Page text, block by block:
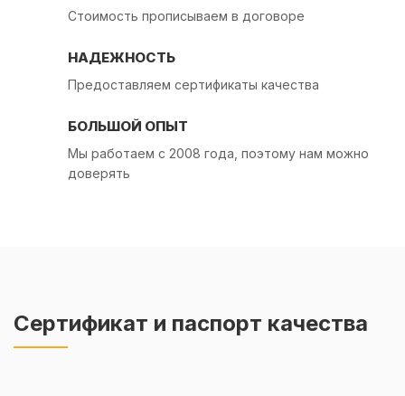
Стоимость прописываем в договоре
НАДЕЖНОСТЬ
Предоставляем сертификаты качества
БОЛЬШОЙ ОПЫТ
Мы работаем с 2008 года, поэтому нам можно
доверять
Сертификат и паспорт качества